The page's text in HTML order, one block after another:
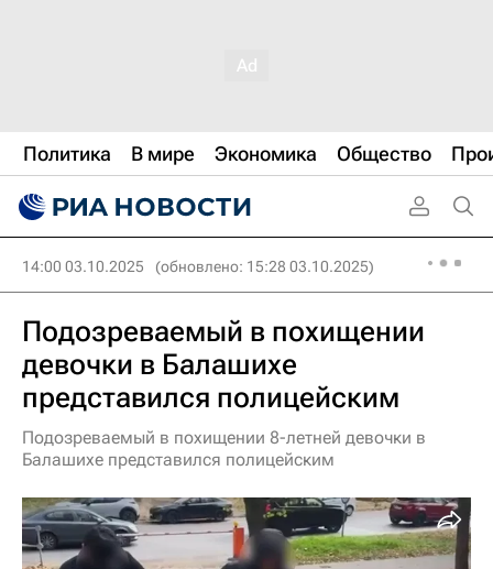
Политика В мире Экономика Общество
14:00 03.10.2025 (обновлено: 15:28 03.10.2025)
Подозреваемый в похищении
девочки в Балашихе
представился полицейским
Подозреваемый в похищении 8-летней девочки в
Балашихе представился полицейским